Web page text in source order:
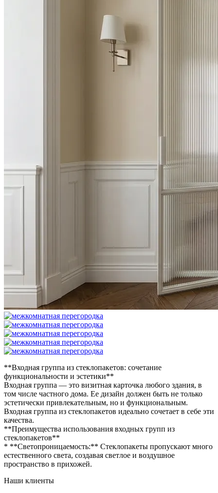
**Входная группа из стеклопакетов: сочетание
функциональности и эстетики**
Входная группа — это визитная карточка любого здания, в
том числе частного дома. Ее дизайн должен быть не только
эстетически привлекательным, но и функциональным.
Входная группа из стеклопакетов идеально сочетает в себе эти
качества.
**Преимущества использования входных групп из
стеклопакетов**
* **Светопроницаемость:** Стеклопакеты пропускают много
естественного света, создавая светлое и воздушное
пространство в прихожей.
Наши клиенты